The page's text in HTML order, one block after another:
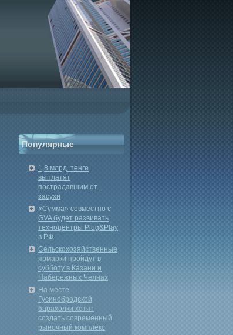
Популярные
1,8 млрд. тенге
выплатят
пострадавшим от
засухи
«Сумма» совместно с
GVA будет развивать
техноцентры Plug&Play
в РФ
Сельскохозяйственные
ярмарки пройдут в
субботу в Казани и
Набережных Челнах
На месте
Гусинобродской
барахолки хотят
создать современный
рыночный комплекс